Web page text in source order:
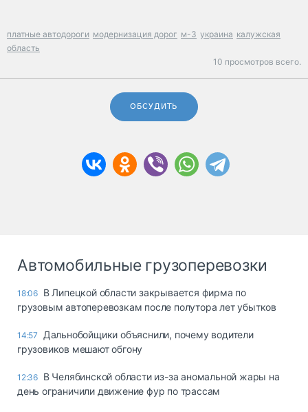
платные автодороги модернизация дорог м-3 украина калужская
область
10 просмотров всего.
ОБСУДИТЬ
Автомобильные грузоперевозки
18:06 В Липецкой области закрывается фирма по
грузовым автоперевозкам после полутора лет убытков
14:57
Дальнобойщики объяснили, почему водители
грузовиков мешают обгону
12:36 В Челябинской области из-за аномальной жары на
день ограничили движение фур по трассам